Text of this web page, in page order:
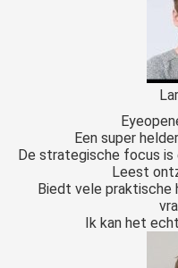
Een super
De strategische focus is
Leest
Biedt vele praktische
Ik kan het